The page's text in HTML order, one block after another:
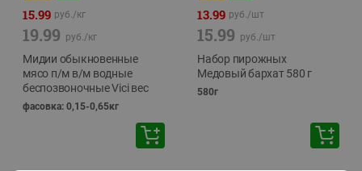
15.99 руб./кг
19.99 руб./кг
Мидии обыкновенные
мясо п/м в/м водные
беспозвоночные Vici вес
фасовка: 0,15-0,65кг
13.99 руб./шт
15.99 руб./шт
Набор пирожных
Медовый бархат 580 г
580г